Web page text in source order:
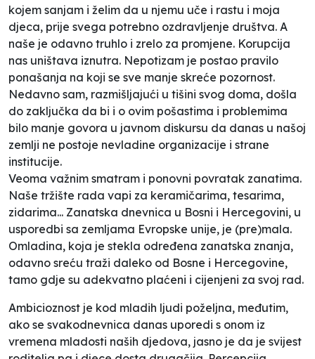
kojem sanjam i želim da u njemu uče i rastu i moja
djeca, prije svega potrebno ozdravljenje društva. A
naše je odavno truhlo i zrelo za promjene. Korupcija
nas uništava iznutra. Nepotizam je postao pravilo
ponašanja na koji se sve manje skreće pozornost.
Nedavno sam, razmišljajući u tišini svog doma, došla
do zaključka da bi i o ovim pošastima i problemima
bilo manje govora u javnom diskursu da danas u našoj
zemlji ne postoje nevladine organizacije i strane
institucije.
Veoma važnim smatram i ponovni povratak zanatima.
Naše tržište rada vapi za keramičarima, tesarima,
zidarima... Zanatska dnevnica u Bosni i Hercegovini, u
usporedbi sa zemljama Evropske unije, je (pre)mala.
Omladina, koja je stekla određena zanatska znanja,
odavno sreću traži daleko od Bosne i Hercegovine,
tamo gdje su adekvatno plaćeni i cijenjeni za svoj rad.
Ambicioznost je kod mladih ljudi poželjna, međutim,
ako se svakodnevnica danas uporedi s onom iz
vremena mladosti naših djedova, jasno je da je svijest